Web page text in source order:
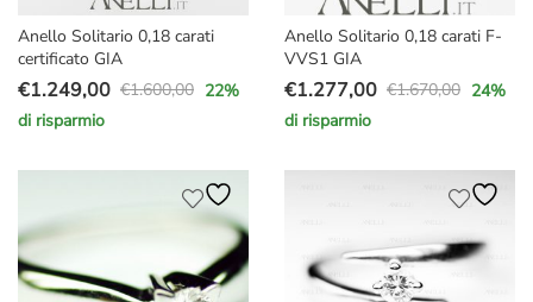
Anello Solitario 0,18 carati
certificato GIA
€1.600,00
Il
prezzo
€1.600,00.
€1.249,00
Il
prezzo
€1.249,00.
22%
di risparmio
Anello Solitario 0,18 carati F-
VVS1 GIA
€1.670,00
Il
prezzo
€1.277,00
Il
prezzo
24%
di risparmio